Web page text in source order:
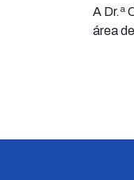
A Dr.ª
área